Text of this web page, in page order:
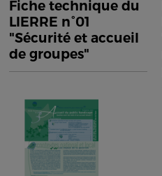
Fiche technique du
LIERRE n°01
"Sécurité et accueil
de groupes"